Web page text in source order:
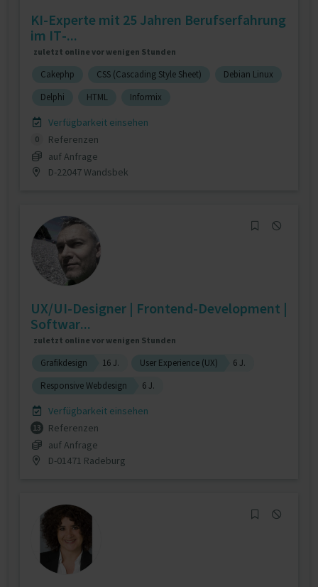
KI-Experte mit 25 Jahren Berufserfahrung
im IT-...
zuletzt online vor wenigen Stunden
Cakephp CSS (Cascading Style Sheet)
Debian Linux
Delphi
HTML Informix
Verfügbarkeit einsehen
0
Referenzen
auf Anfrage
D-22047 Wandsbek
UX/UI-Designer | Frontend-Development |
Softwar...
zuletzt online vor wenigen Stunden
Grafikdesign 16 J. User Experience (UX)
6 J.
Responsive Webdesign
6 J.
Verfügbarkeit einsehen
13
Referenzen
auf Anfrage
D-01471 Radeburg